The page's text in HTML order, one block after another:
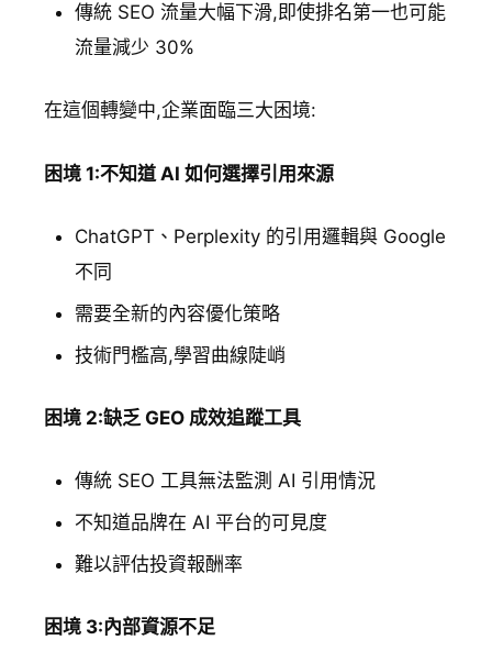
傳統 SEO 流量大幅下滑,即使排名第一也可能
流量減少 30%
在這個轉變中,企業面臨三大困境:
困境 1:不知道 AI 如何選擇引用來源
ChatGPT、Perplexity 的引用邏輯與 Google
不同
需要全新的內容優化策略
技術門檻高,學習曲線陡峭
困境 2:缺乏 GEO 成效追蹤工具
傳統 SEO 工具無法監測 AI 引用情況
不知道品牌在 AI 平台的可見度
難以評估投資報酬率
困境 3:內部資源不足